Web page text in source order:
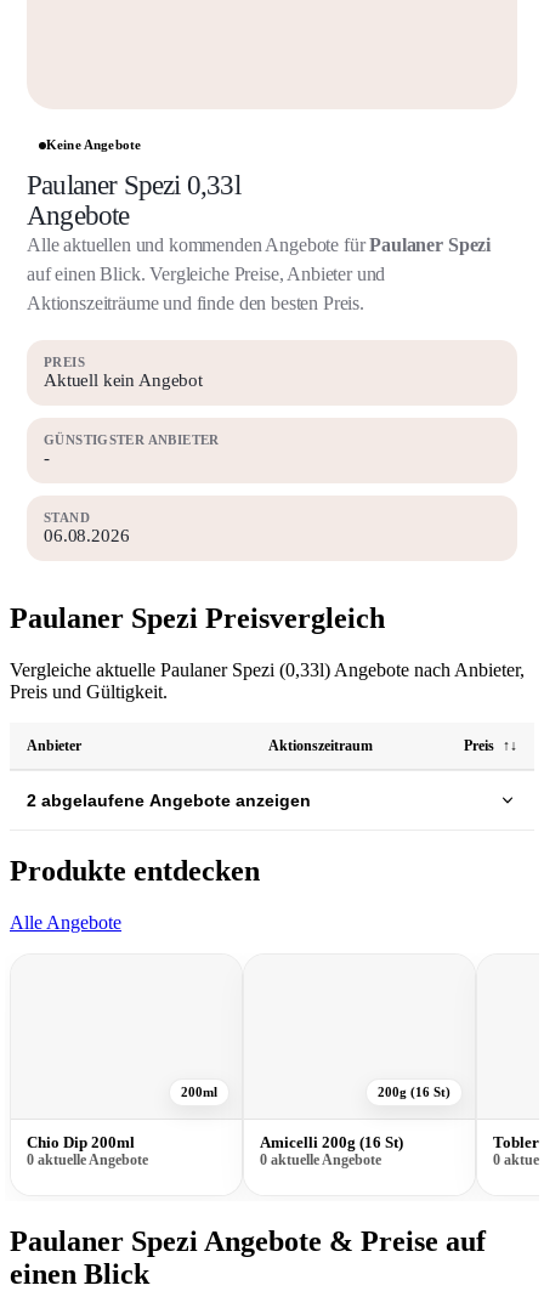
Keine Angebote
Paulaner Spezi 0,33l
Angebote
Alle aktuellen und kommenden Angebote fürPaulaner Spezi
auf einen Blick. Vergleiche Preise, Anbieter und
Aktionszeiträume und finde den besten Preis.
PREIS
Aktuell kein Angebot
GÜNSTIGSTER ANBIETER
-
STAND
06.08.2026
Paulaner Spezi Preisvergleich
Vergleiche aktuelle Paulaner Spezi (0,33l) Angebote nach Anbieter,
Preis und Gültigkeit.
Anbieter Aktionszeitraum Preis ↑↓
2 abgelaufene Angebote anzeigen
Produkte entdecken
Alle Angebote
200ml
Chio Dip 200ml
0 aktuelle Angebote
200g (16 St)
Amicelli 200g (16 St)
0 aktuelle Angebote 0
Paulaner Spezi Angebote & Preise auf
einen Blick